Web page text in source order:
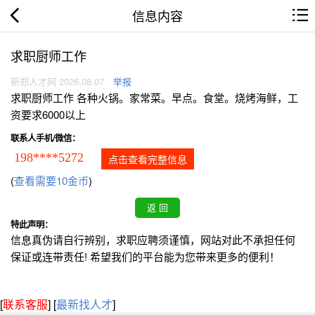
信息内容
求职厨师工作
新郑人才网 2026.08.07 举报
求职厨师工作 各种火锅。家常菜。早点。食堂。烧烤海鲜，工
资要求6000以上
联系人手机/微信：
198****5272 点击查看完整信息
(查看需要10金币)
特此声明：
信息真伪请自行辨别，求职应聘须谨慎，网站对此不承担任何
保证或连带责任! 希望我们的平台能为您带来更多的便利！
[联系客服] [最新找人才]